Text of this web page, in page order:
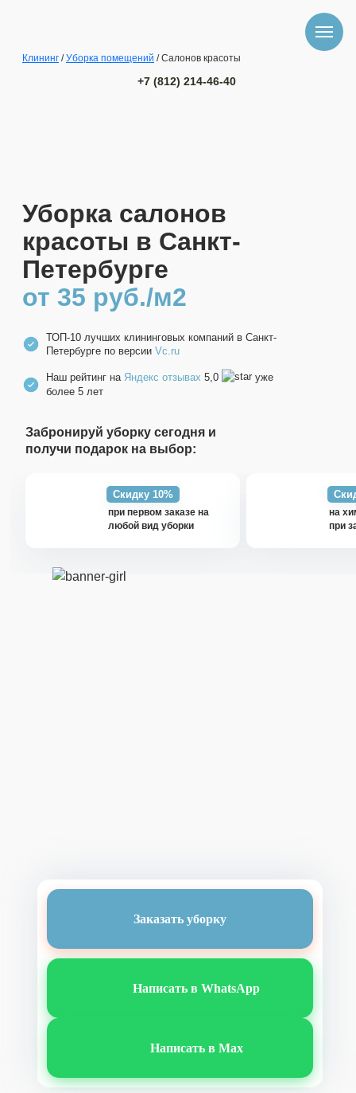
Клининг /Уборка помещений / Салонов красоты
+7 (812) 214-46-40
Уборка салонов
красоты в Санкт-
Петербурге
от 35 руб./м2
ТОП-10 лучших клининговых компаний в Санкт-
Петербурге по версии Vc.ru
Наш рейтинг на Яндекс отзывах 5,0
уже
более 5 лет
Забронируй уборку сегодня и
получи подарок на выбор:
Скидку 10%
при первом заказе на
любой вид уборки
на
при
Заказать уборку
Написать в WhatsApp
Написать в Max